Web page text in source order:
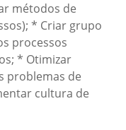
métodos de
* Criar grupo
processos
* Otimizar
problemas de
cultura de